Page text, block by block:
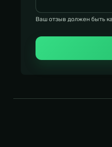
Ваш отзыв должен быть